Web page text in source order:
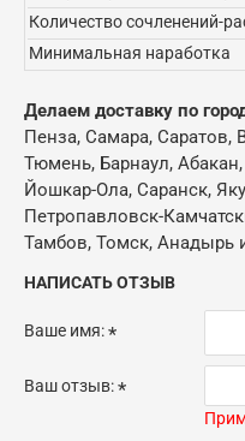
Количество сочленений-
Минимальная наработка
Делаем доставку по
Пенза, Самара, Саратов,
Тюмень, Барнаул,
Йошкар-Ола, Саранск,
Петропавловск-
Тамбов, Томск, Анадырь
НАПИСАТЬ ОТЗЫВ
Ваше имя:
Ваш отзыв: